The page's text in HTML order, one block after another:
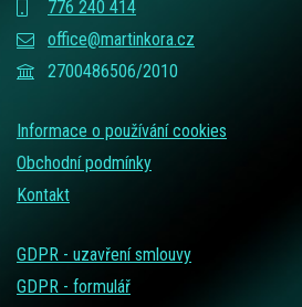
776 240 414
office@martinkora.cz
2700486506/2010
Informace o používání cookies
Obchodní podmínky
Kontakt
GDPR - uzavření smlouvy
GDPR - formulář